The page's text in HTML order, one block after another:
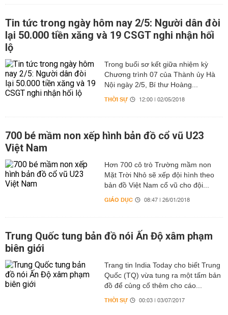
Tin tức trong ngày hôm nay 2/5: Người dân đòi
lại 50.000 tiền xăng và 19 CSGT nghi nhận hối
lộ
Trong buổi sơ kết giữa nhiệm kỳ
Chương trình 07 của Thành ủy Hà
Nội ngày 2/5, Bí thư Hoàng...
THỜI SỰ 12:00 | 02/05/2018
700 bé mầm non xếp hình bản đồ cổ vũ U23
Việt Nam
Hơn 700 cô trò Trường mầm non
Mặt Trời Nhỏ sẽ xếp đội hình theo
bản đồ Việt Nam cổ vũ cho đội...
GIÁO DỤC 08:47 | 26/01/2018
Trung Quốc tung bản đồ nói Ấn Độ xâm phạm
biên giới
Trang tin India Today cho biết Trung
Quốc (TQ) vừa tung ra một tấm bản
đồ để củng cố thêm cho cáo...
THỜI SỰ 00:03 | 03/07/2017